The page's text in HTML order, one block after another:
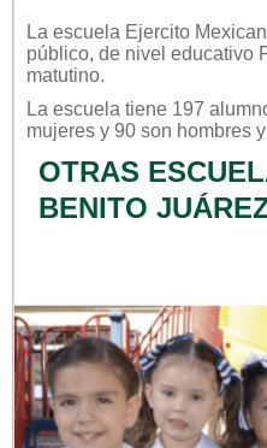
La escuela Ejercito
público, de nivel educativo
matutino.
La escuela tiene 197
mujeres y 90 son hombres
OTRAS
BENITO